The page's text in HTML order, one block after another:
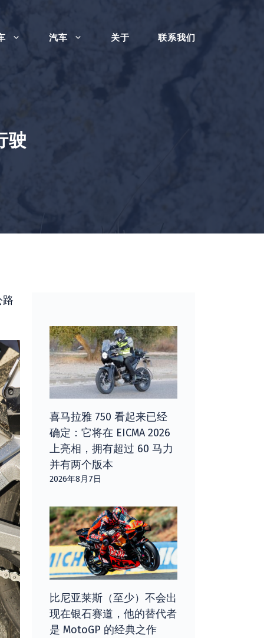
汽车 关于 联系我们
驶
喜马拉雅 750 看起来已经
确定：它将在 EICMA 2026
上亮相，拥有超过 60 马力
并有两个版本
2026年8月7日
比尼亚莱斯（至少）不会出
现在银石赛道，他的替代者
是 MotoGP 的经典之作